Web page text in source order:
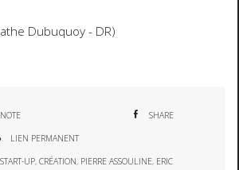
Dubuquoy - DR)
SHARE
LIEN PERMANENT
START-UP,CRÉATION, PIERRE ASSOULINE, ERIC